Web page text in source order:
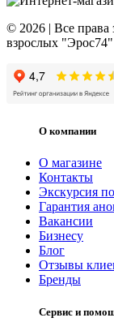
© 2026 | Все права
взрослых
О компании
О магазине
Контакты
Экскурсия
Гарантия
Вакансии
Бизнесу
Блог
Отзывы
Бренды
Сервис и